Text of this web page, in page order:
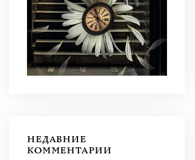
Что привлекает человека к оружию?
спорта, кино и социальных сетей? В чем...
НЕДАВНИЕ
КОММЕНТАРИИ